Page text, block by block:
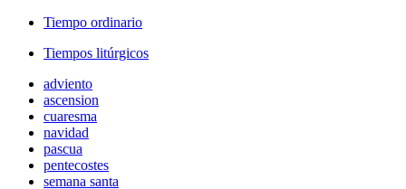
Tiempo ordinario
Tiempos litúrgicos
adviento
ascension
cuaresma
navidad
pascua
pentecostes
semana santa